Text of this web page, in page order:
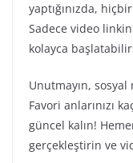
yaptığınızda,
Sadece video
kolayca
Unutmayın,
Favori anlarınızı
güncel kalın!
gerçekleştirin ve